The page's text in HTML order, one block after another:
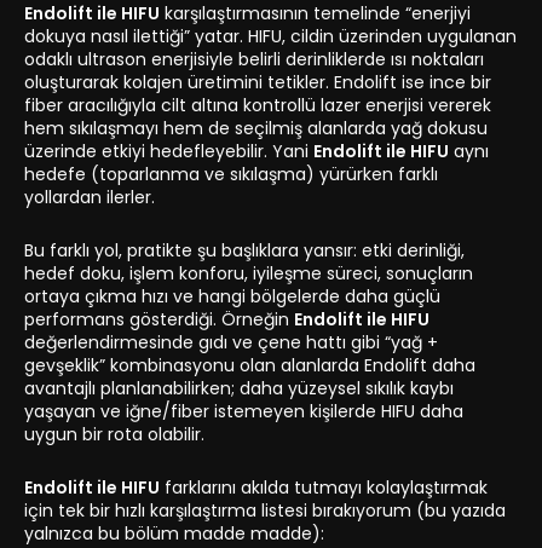
Endolift ile HIFU karşılaştırmasının temelinde “enerjiyi
dokuya nasıl ilettiği” yatar. HIFU, cildin üzerinden uygulanan
odaklı ultrason enerjisiyle belirli derinliklerde ısı noktaları
oluşturarak kolajen üretimini tetikler. Endolift ise ince bir
fiber aracılığıyla cilt altına kontrollü lazer enerjisi vererek
hem sıkılaşmayı hem de seçilmiş alanlarda yağ dokusu
üzerinde etkiyi hedefleyebilir. Yani Endolift ile HIFU aynı
hedefe (toparlanma ve sıkılaşma) yürürken farklı
yollardan ilerler.
Bu farklı yol, pratikte şu başlıklara yansır: etki derinliği,
hedef doku, işlem konforu, iyileşme süreci, sonuçların
ortaya çıkma hızı ve hangi bölgelerde daha güçlü
performans gösterdiği. Örneğin Endolift ile HIFU
değerlendirmesinde gıdı ve çene hattı gibi “yağ +
gevşeklik” kombinasyonu olan alanlarda Endolift daha
avantajlı planlanabilirken; daha yüzeysel sıkılık kaybı
yaşayan ve iğne/fiber istemeyen kişilerde HIFU daha
uygun bir rota olabilir.
Endolift ile HIFU farklarını akılda tutmayı kolaylaştırmak
için tek bir hızlı karşılaştırma listesi bırakıyorum (bu yazıda
yalnızca bu bölüm madde madde):